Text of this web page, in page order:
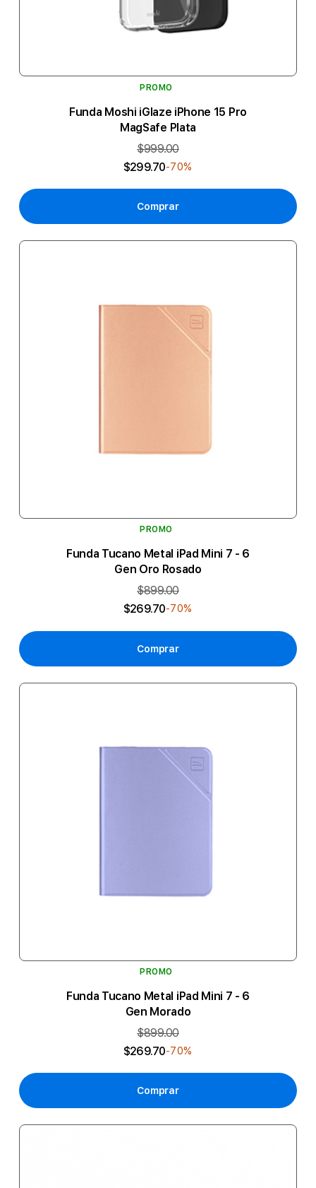
PROMO
Funda Moshi iGlaze iPhone 15 Pro
MagSafe Plata
$999.00
$299.70-70%
Comprar
PROMO
Funda Tucano Metal iPad Mini 7 - 6
Gen Oro Rosado
$899.00
$269.70-70%
Comprar
PROMO
Funda Tucano Metal iPad Mini 7 - 6
Gen Morado
$899.00
$269.70-70%
Comprar